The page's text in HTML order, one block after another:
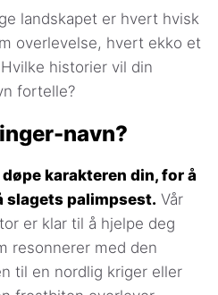
landskapet er hvert hvisk
overlevelse, hvert ekko et
historier vil din
fortelle?
navn?
karakteren din, for å
slagets palimpsest. Vår
er klar til å hjelpe deg
resonnerer med den
til en nordlig kriger eller